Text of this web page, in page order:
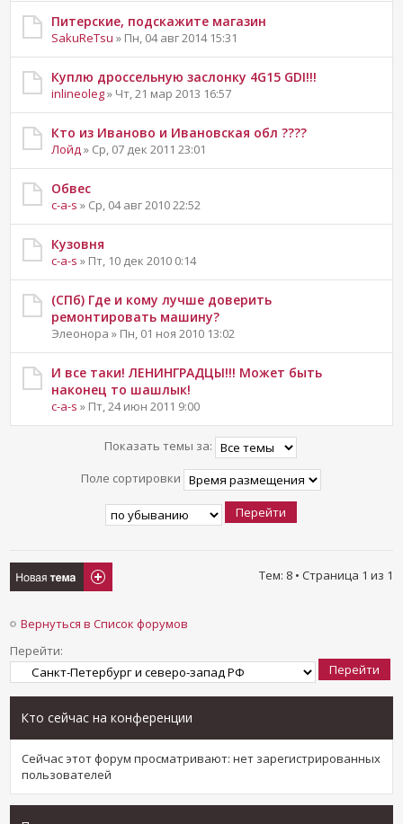
Питерские, подскажите магазин
SakuReTsu » Пн, 04 авг 2014 15:31
Куплю дроссельную заслонку 4G15 GDI!!!
inlineoleg» Чт, 21 мар 2013 16:57
Кто из Иваново и Ивановская обл ????
Лойд » Ср, 07 дек 2011 23:01
Обвес
c-a-s » Ср, 04 авг 2010 22:52
Кузовня
c-a-s » Пт, 10 дек 2010 0:14
(СПб) Где и кому лучше доверить
ремонтировать машину?
Элеонора » Пн, 01 ноя 2010 13:02
И все таки! ЛЕНИНГРАДЦЫ!!! Может быть
наконец то шашлык!
c-a-s » Пт, 24 июн 2011 9:00
Показать темы за:
Поле сортировки
Новая тема Тем: 8 • Страница 1 из 1
Вернуться в Список форумов
Перейти:
Кто сейчас на конференции
Сейчас этот форум просматривают: нет зарегистрированных
пользователей